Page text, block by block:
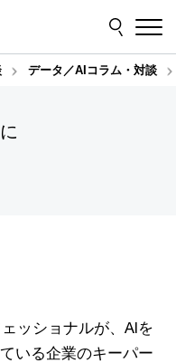
データ／AIコラム・対談
ッショナルが、AIを
いる企業のキーパー